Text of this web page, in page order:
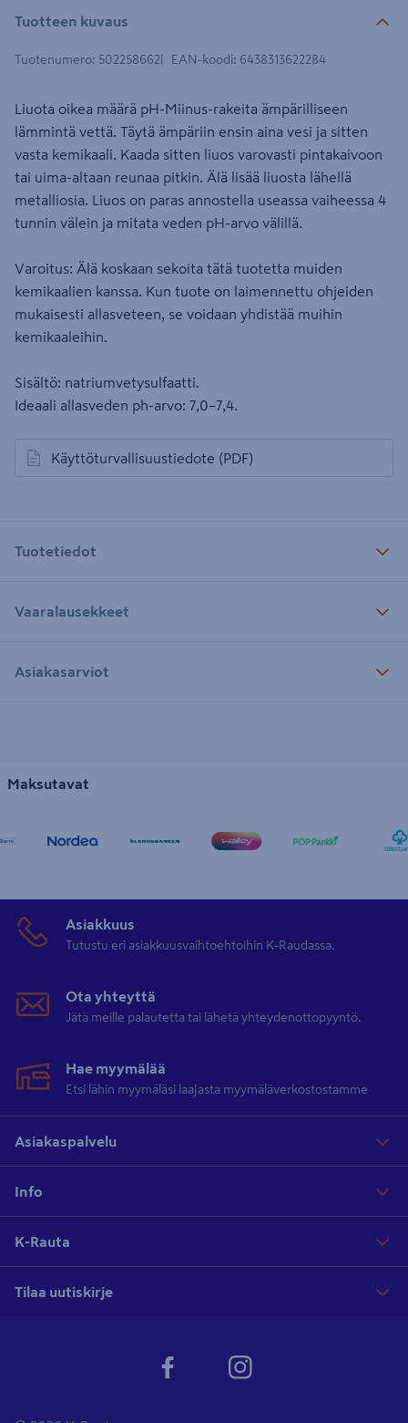
Tuotteen kuvaus
Tuotenumero: 502258662 EAN-koodi: 6438313622284
Liuota oikea määrä pH-Miinus-rakeita ämpärilliseen
lämmintä vettä. Täytä ämpäriin ensin aina vesi ja sitten
vasta kemikaali. Kaada sitten liuos varovasti pintakaivoon
tai uima-altaan reunaa pitkin. Älä lisää liuosta lähellä
metalliosia. Liuos on paras annostella useassa vaiheessa 4
tunnin välein ja mitata veden pH-arvo välillä.
Varoitus: Älä koskaan sekoita tätä tuotetta muiden
kemikaalien kanssa. Kun tuote on laimennettu ohjeiden
mukaisesti allasveteen, se voidaan yhdistää muihin
kemikaaleihin.
Sisältö: natriumvetysulfaatti.
Ideaali allasveden ph-arvo: 7,0–7,4.
Käyttöturvallisuustiedote (PDF)
avautuu uuteen välilehteen
Tuotetiedot
Vaaralausekkeet
Asiakasarviot
Maksutavat
Asiakkuus
Tutustu eri asiakkuusvaihtoehtoihin K-Raudassa.
Ota yhteyttä
Jätä meille palautetta tai lähetä yhteydenottopyyntö.
Hae myymälää
Etsi lähin myymäläsi laajasta myymäläverkostostamme
Asiakaspalvelu
Info
K-Rauta
Tilaa uutiskirje